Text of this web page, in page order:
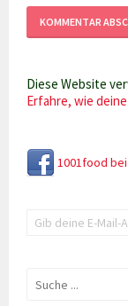
Diese Website
Erfahre, wie
1001food
Suchen